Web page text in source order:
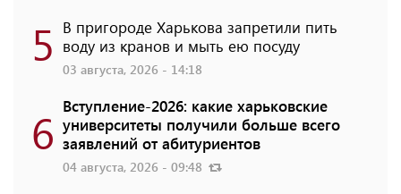
5 В пригороде Харькова запретили пить
воду из кранов и мыть ею посуду
03 августа, 2026 - 14:18
6 Вступление-2026: какие харьковские
университеты получили больше всего
заявлений от абитуриентов
04 августа, 2026 - 09:48